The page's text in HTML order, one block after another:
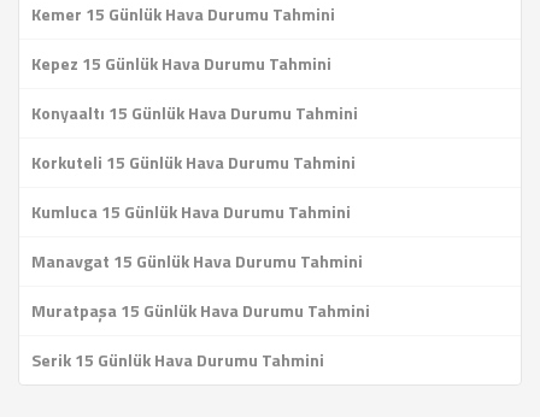
Kemer 15 Günlük Hava Durumu Tahmini
Kepez 15 Günlük Hava Durumu Tahmini
Konyaaltı 15 Günlük Hava Durumu Tahmini
Korkuteli 15 Günlük Hava Durumu Tahmini
Kumluca 15 Günlük Hava Durumu Tahmini
Manavgat 15 Günlük Hava Durumu Tahmini
Muratpaşa 15 Günlük Hava Durumu Tahmini
Serik 15 Günlük Hava Durumu Tahmini